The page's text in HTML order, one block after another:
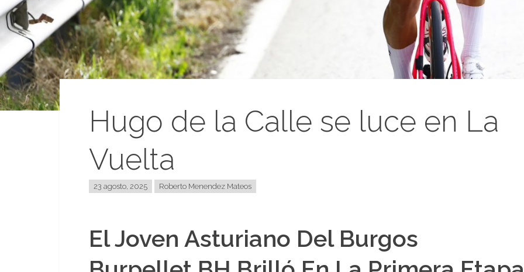
Hugo de la Calle se luce en La
Vuelta
23 agosto, 2025 Roberto Menendez Mateos
El Joven Asturiano Del Burgos